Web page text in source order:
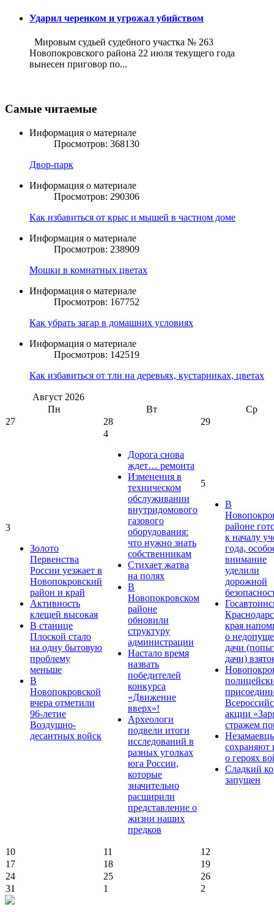
Ударил черенком и угрожал убийством
Мировым судьей судебного участка № 263
Новопокровского района 22 июля текущего года
вынесен приговор по...
Самые читаемые
Информация о материале
Просмотров: 368130
Двор-парк
Информация о материале
Просмотров: 290306
Как избавиться от крыс и мышей в частном доме
Информация о материале
Просмотров: 238909
Мошки в комнатных цветах
Информация о материале
Просмотров: 167752
Как убрать загар в домашних условиях
Информация о материале
Просмотров: 142519
Как избавиться от тли на деревьях, кустарниках, цветах
Август 2026
Пн
Вт
Ср
27
28 29
3
Золото
Первенства
России уезжает в
Новопокровский
район и край
Активность
клещей высокая
В станице
Плоской стало
на одну бытовую
проблему
меньше
В
Новопокровской
вчера отметили
96-летие
Воздушно-
десантных войск
4
Дорога снова
ждет… ремонта
Изменения в
техническом
обслуживании
внутридомового
газового
оборудования:
что нужно знать
собственникам
Стихает жатва
на полях
В
Новопокровском
районе
обновили
структуру
администрации
Настало время
назвать
победителей
конкурса
«Движение
вверх»!
Археологи
подвели итоги
исследований в
разных уголках
юга России,
которые
значительно
расширили
представление о
жизни наших
предков
5
В
районе
к началу
года,
внимание
уделили
дорожной
края
о
дачи
дачи)
акции
стражем
сохраняют
о героях
Сладкий
запущен
10 11
12
17
18
19
24
25
26
31
1 2